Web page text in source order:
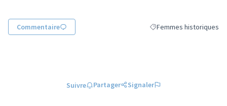
Commentaire Filtrer les résultats de la
Femmes historiques
Suivre Partager Signaler